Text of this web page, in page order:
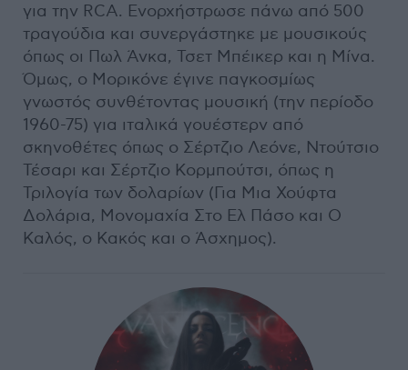
για την RCA. Ενορχήστρωσε πάνω από 500
τραγούδια και συνεργάστηκε με μουσικούς
όπως οι Πωλ Άνκα, Τσετ Μπέικερ και η Μίνα.
Όμως, ο Μορικόνε έγινε παγκοσμίως
γνωστός συνθέτοντας μουσική (την περίοδο
1960-75) για ιταλικά γουέστερν από
σκηνοθέτες όπως ο Σέρτζιο Λεόνε, Ντούτσιο
Τέσαρι και Σέρτζιο Κορμπούτσι, όπως η
Τριλογία των δολαρίων (Για Μια Χούφτα
Δολάρια, Μονομαχία Στο Ελ Πάσο και Ο
Καλός, ο Κακός και ο Άσχημος).